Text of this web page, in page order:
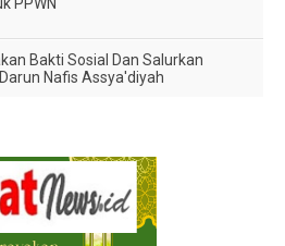
PPWN
Bakti Sosial Dan Salurkan
Nafis Assya'diyah